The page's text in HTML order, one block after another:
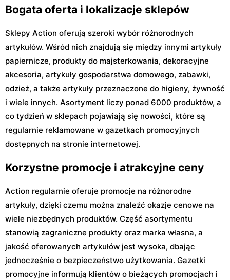
Bogata oferta i lokalizacje sklepów
Sklepy Action oferują szeroki wybór różnorodnych
artykułów. Wśród nich znajdują się między innymi artykuły
papiernicze, produkty do majsterkowania, dekoracyjne
akcesoria, artykuły gospodarstwa domowego, zabawki,
odzież, a także artykuły przeznaczone do higieny, żywność
i wiele innych. Asortyment liczy ponad 6000 produktów, a
co tydzień w sklepach pojawiają się nowości, które są
regularnie reklamowane w gazetkach promocyjnych
dostępnych na stronie internetowej.
Korzystne promocje i atrakcyjne ceny
Action regularnie oferuje promocje na różnorodne
artykuły, dzięki czemu można znaleźć okazje cenowe na
wiele niezbędnych produktów. Część asortymentu
stanowią zagraniczne produkty oraz marka własna, a
jakość oferowanych artykułów jest wysoka, dbając
jednocześnie o bezpieczeństwo użytkowania. Gazetki
promocyjne informują klientów o bieżących promocjach i